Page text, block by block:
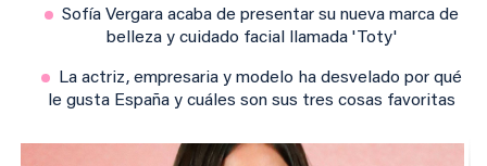
Sofía Vergara acaba de presentar su nueva marca de
belleza y cuidado facial llamada 'Toty'
La actriz, empresaria y modelo ha desvelado por qué
le gusta España y cuáles son sus tres cosas favoritas